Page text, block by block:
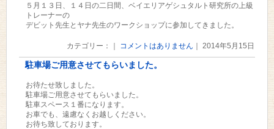
５月１３日、１４日の二日間、ベイエリアゲシュタルト研究所の上級
トレーナーの
デビット先生とヤナ先生のワークショップに参加してきました。
カテゴリー：｜ コメントはありません ｜ 2014年5月15日
駐車場ご用意させてもらいました。
お待たせ致しました。
駐車場ご用意させてもらいました。
駐車スペース１番になります。
お車でも、遠慮なくお越しください。
お待ち致しております。